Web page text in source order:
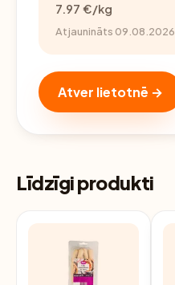
7.97 €/kg
Atjaunināts 09.08.2026
Atver lietotnē →
Līdzīgi produkti